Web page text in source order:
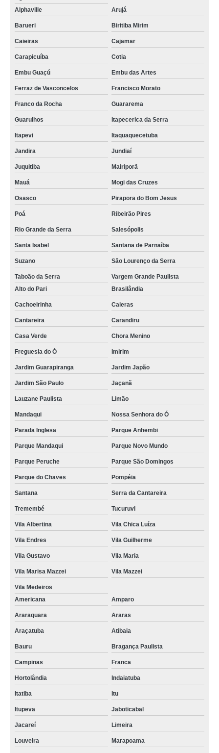
Alphaville
Arujá
Barueri Biritiba Mirim
Caieiras Cajamar
Carapicuíba Cotia
Embu Guaçú Embu das Artes
Ferraz de Vasconcelos Francisco Morato
Franco da Rocha Guararema
Guarulhos Itapecerica da Serra
Itapevi Itaquaquecetuba
Jandira Jundiaí
Juquitiba Mairiporã
Mauá Mogi das Cruzes
Osasco Pirapora do Bom Jesus
Poá Ribeirão Pires
Rio Grande da Serra Salesópolis
Santa Isabel Santana de Parnaíba
Suzano São Lourenço da Serra
Taboão da Serra
Vargem Grande Paulista
Alto do Pari
Brasilândia
Cachoeirinha Caieras
Cantareira Carandiru
Casa Verde Chora Menino
Freguesia do Ó Imirim
Jardim Guarapiranga Jardim Japão
Jardim São Paulo Jaçanã
Lauzane Paulista Limão
Mandaqui Nossa Senhora do Ó
Parada Inglesa Parque Anhembi
Parque Mandaqui Parque Novo Mundo
Parque Peruche Parque São Domingos
Parque do Chaves Pompéia
Santana Serra da Cantareira
Tremembé Tucuruvi
Vila Albertina Vila Chica Luíza
Vila Endres Vila Guilherme
Vila Gustavo Vila Maria
Vila Marisa Mazzei Vila Mazzei
Vila Medeiros
Americana
Amparo
Araraquara Araras
Araçatuba Atibaia
Bauru Bragança Paulista
Campinas Franca
Hortolândia Indaiatuba
Itatiba Itu
Itupeva Jaboticabal
Jacareí Limeira
Louveira Marapoama